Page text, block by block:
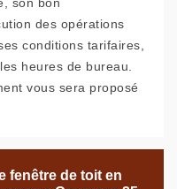
son bon
des opérations
conditions tarifaires,
heures de bureau.
vous sera proposé
fenêtre de toit en